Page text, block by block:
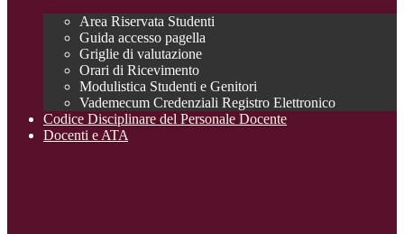
Area Riservata Studenti
Guida accesso pagella
Griglie di valutazione
Orari di Ricevimento
Modulistica Studenti e Genitori
Vademecum Credenziali Registro Elettronico
Codice Disciplinare del Personale Docente
Docenti e ATA